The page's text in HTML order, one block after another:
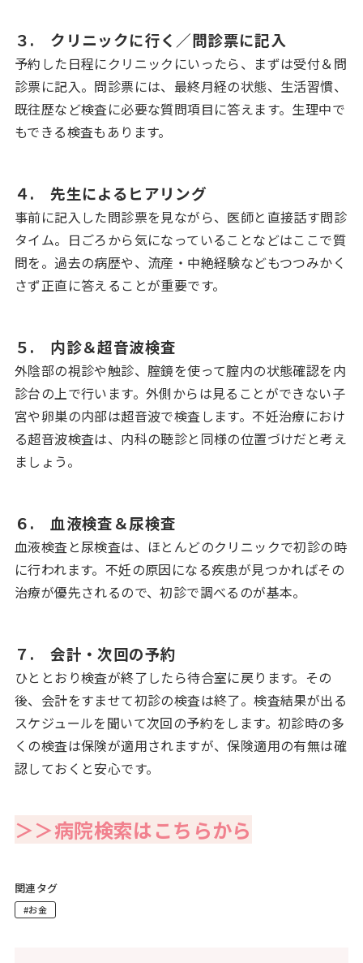
３. クリニックに行く／問診票に記入
予約した日程にクリニックにいったら、まずは受付＆問
診票に記入。問診票には、最終月経の状態、生活習慣、
既往歴など検査に必要な質問項目に答えます。生理中で
もできる検査もあります。
４. 先生によるヒアリング
事前に記入した問診票を見ながら、医師と直接話す問診
タイム。日ごろから気になっていることなどはここで質
問を。過去の病歴や、流産・中絶経験などもつつみかく
さず正直に答えることが重要です。
５. 内診＆超音波検査
外陰部の視診や触診、腟鏡を使って腟内の状態確認を内
診台の上で行います。外側からは見ることができない子
宮や卵巣の内部は超音波で検査します。不妊治療におけ
る超音波検査は、内科の聴診と同様の位置づけだと考え
ましょう。
６. 血液検査＆尿検査
血液検査と尿検査は、ほとんどのクリニックで初診の時
に行われます。不妊の原因になる疾患が見つかればその
治療が優先されるので、初診で調べるのが基本。
７. 会計・次回の予約
ひととおり検査が終了したら待合室に戻ります。その
後、会計をすませて初診の検査は終了。検査結果が出る
スケジュールを聞いて次回の予約をします。初診時の多
くの検査は保険が適用されますが、保険適用の有無は確
認しておくと安心です。
＞＞病院検索はこちらから
関連タグ
#お金